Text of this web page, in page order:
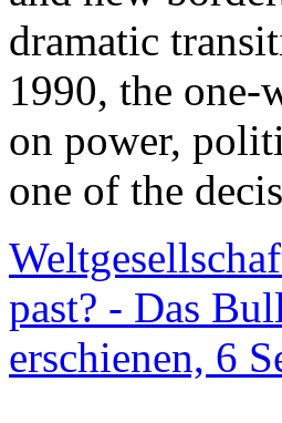
dramatic
1990, the one-
on power,
one of the
past? - Das
erschienen, 6